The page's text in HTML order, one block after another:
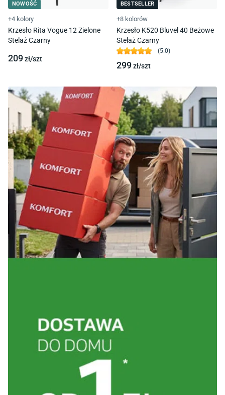
NOWOŚĆ
+4 kolory
Krzesło Rita Vogue 12 Zielone
Stelaż Czarny
209zł/szt
BESTSELLER
+8 kolorów
Krzesło K520 Bluvel 40 Beżowe
Stelaż Czarny
(5.0)
299zł/szt